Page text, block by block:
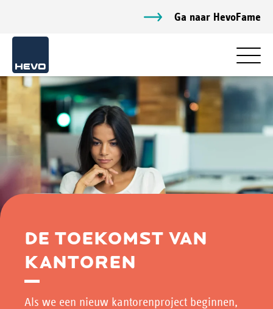
Ga naar HevoFame
DE TOEKOMST VAN
KANTOREN
Als we een nieuw kantorenproject beginnen,